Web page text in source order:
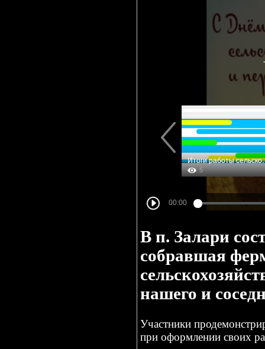
В п. Залари
собравшая
нашего и
Участники
при оформлении своих